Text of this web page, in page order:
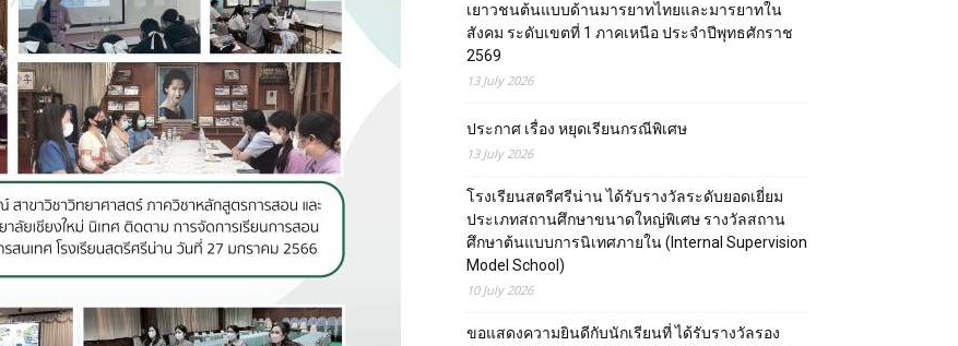
เยาวชนต้นแบบด้านมารยาทไทยและมารยาทใน
สังคม ระดับเขตที่ 1 ภาคเหนือ ประจำปีพุทธศักราช
2569
13 July 2026
ประกาศ เรื่อง หยุดเรียนกรณีพิเศษ
13 July 2026
โรงเรียนสตรีศรีน่าน ได้รับรางวัลระดับยอดเยี่ยม
ประเภทสถานศึกษาขนาดใหญ่พิเศษ รางวัลสถาน
ศึกษาต้นแบบการนิเทศภายใน (Internal Supervision
Model School)
10 July 2026
ขอแสดงความยินดีกับนักเรียนที่ ได้รับรางวัลรอง